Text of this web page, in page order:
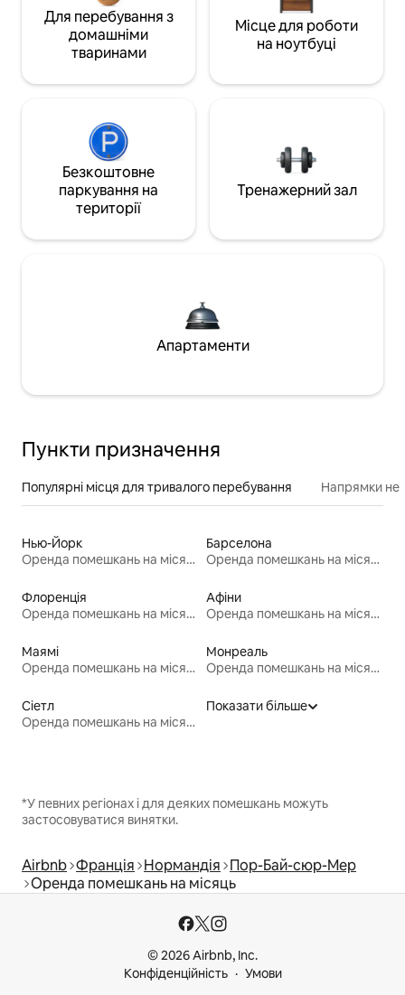
Для перебування з
домашніми
тваринами
Місце для роботи
на ноутбуці
Безкоштовне
паркування на
території
Тренажерний зал
Апартаменти
Пункти призначення
Популярні місця для тривалого перебування Напрямки
Нью-Йорк
Оренда помешкань на місяць
Барселона
Оренда помешкань на місяць
Флоренція
Оренда помешкань на місяць
Афіни
Оренда помешкань на місяць
Маямі
Оренда помешкань на місяць
Монреаль
Оренда помешкань на місяць
Сіетл
Оренда помешкань на місяць
Показати більше
*У певних регіонах і для деяких помешкань можуть
застосовуватися винятки.
Airbnb Франція Нормандія Пор-Бай-сюр-Мер
Оренда помешкань на місяць
© 2026 Airbnb, Inc.
Конфіденційність
Умови